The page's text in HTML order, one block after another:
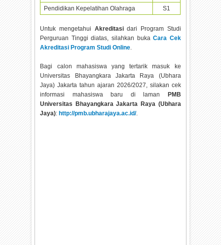
Pendidikan Kepelatihan Olahraga
S1
Untuk mengetahui Akreditasidari Program Studi
Perguruan Tinggi diatas, silahkan bukaCara Cek
Akreditasi Program Studi Online
Bagi calon mahasiswa yang tertarik masuk ke
Universitas Bhayangkara Jakarta Raya (Ubhara
Jaya) Jakarta tahun ajaran 2026/2027, silakan cek
informasi mahasiswa baru di laman PMB
Universitas Bhayangkara Jakarta Raya (Ubhara
Jaya):http://pmb.ubharajaya.ac.id/.